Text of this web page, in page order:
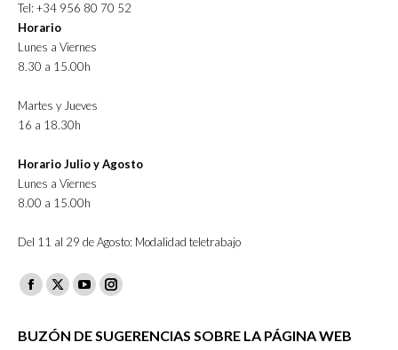
Tel: +34 956 80 70 52
Horario
Lunes a Viernes
8.30 a 15.00h
Martes y Jueves
16 a 18.30h
Horario Julio y Agosto
Lunes a Viernes
8.00 a 15.00h
Del 11 al 29 de Agosto: Modalidad teletrabajo
Facebook
opens
X
opens
YouTube
opens
Instagram
opens
BUZÓN DE SUGERENCIAS SOBRE LA PÁGINA WEB